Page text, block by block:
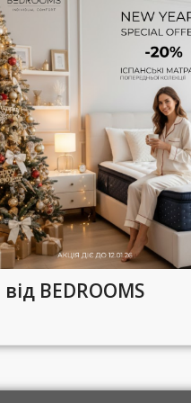
BEDROOMS